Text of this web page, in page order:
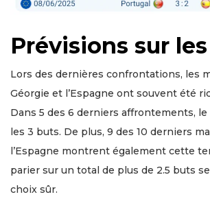
Prévisions sur
Lors des dernières confrontations, les
Géorgie et l’Espagne ont souvent été
Dans 5 des 6 derniers affrontements, le
les 3 buts. De plus, 9 des 10 derniers
l’Espagne montrent également cette
parier sur un total de plus de 2.5 buts
choix sûr.